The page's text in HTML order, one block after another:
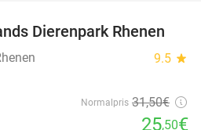
19%
Dierenpark Rhenen
9.5 star
Normalpris 31,50€
25,50€